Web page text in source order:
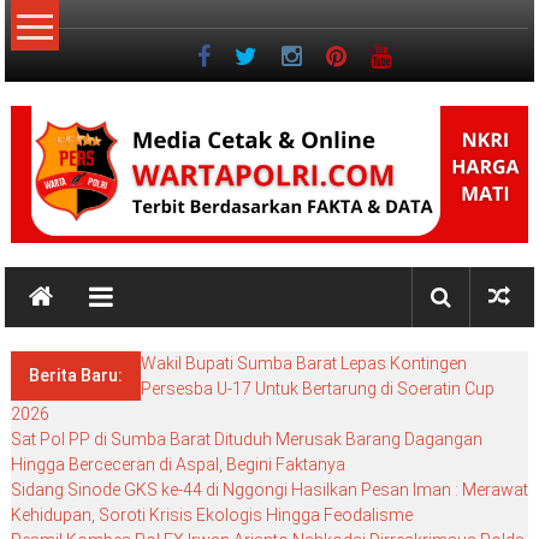
Lompat
ke
NKRI
NKRI
MATIBerita Baru:
Wakil Bupati Sumba Barat Lepas Kontingen
Persesba U-17 Untuk Bertarung di Soeratin Cup
2026
Sat Pol PP di Sumba Barat Dituduh Merusak Barang Dagangan
Hingga Berceceran di Aspal, Begini Faktanya
Sidang Sinode GKS ke-44 di Nggongi Hasilkan Pesan Iman : Merawat
Kehidupan, Soroti Krisis Ekologis Hingga Feodalisme